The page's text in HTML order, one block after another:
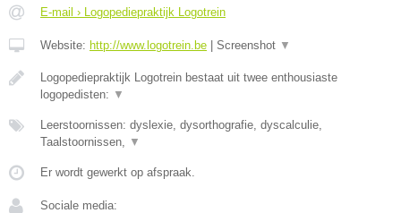
E-mail › Logopediepraktijk Logotrein
Website: http://www.logotrein.be Screenshot ▼
Logopediepraktijk Logotrein bestaat uit twee enthousiaste
logopedisten: ▼
Leerstoornissen: dyslexie, dysorthografie, dyscalculie,
Taalstoornissen, ▼
Er wordt gewerkt op afspraak.
Sociale media: